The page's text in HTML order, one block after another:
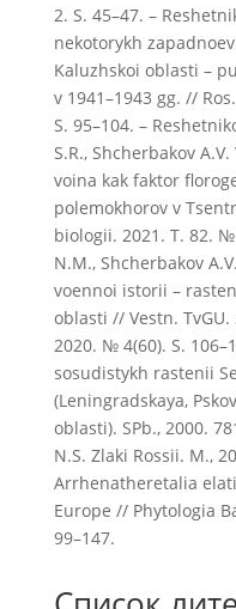
2. S. 45–47. –
nekotorykh
Kaluzhskoi oblasti –
v 1941–1943 gg. //
S. 95–104. –
S.R., Shcherbakov
voina kak faktor
polemokhorov v
biologii. 2021. T. 82. №
N.M., Shcherbakov
voennoi istorii –
oblasti // Vestn.
2020. № 4(60). S.
sosudistykh rastenii
(Leningradskaya,
oblasti). SPb., 2000.
N.S. Zlaki Rossii. M.,
Arrhenatheretalia
Europe // Phytologia
99–147.